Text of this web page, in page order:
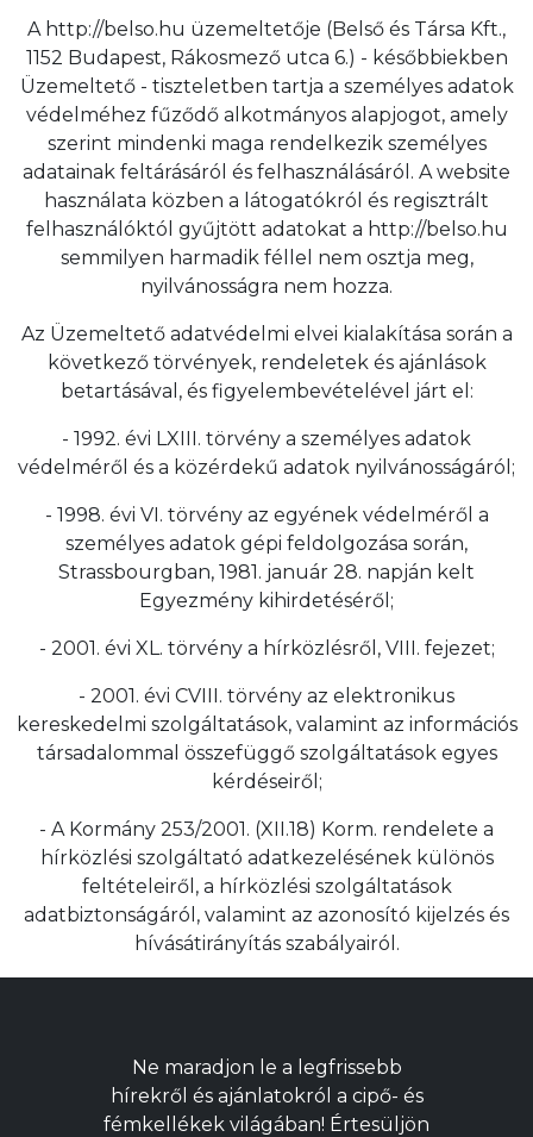
A http://belso.hu üzemeltetője (Belső és Társa Kft.,
1152 Budapest, Rákosmező utca 6.) - későbbiekben
Üzemeltető - tiszteletben tartja a személyes adatok
védelméhez fűződő alkotmányos alapjogot, amely
szerint mindenki maga rendelkezik személyes
adatainak feltárásáról és felhasználásáról. A website
használata közben a látogatókról és regisztrált
felhasználóktól gyűjtött adatokat a http://belso.hu
semmilyen harmadik féllel nem osztja meg,
nyilvánosságra nem hozza.
Az Üzemeltető adatvédelmi elvei kialakítása során a
következő törvények, rendeletek és ajánlások
betartásával, és figyelembevételével járt el:
- 1992. évi LXIII. törvény a személyes adatok
védelméről és a közérdekű adatok nyilvánosságáról;
- 1998. évi VI. törvény az egyének védelméről a
személyes adatok gépi feldolgozása során,
Strassbourgban, 1981. január 28. napján kelt
Egyezmény kihirdetéséről;
- 2001. évi XL. törvény a hírközlésről, VIII. fejezet;
- 2001. évi CVIII. törvény az elektronikus
kereskedelmi szolgáltatások, valamint az információs
társadalommal összefüggő szolgáltatások egyes
kérdéseiről;
- A Kormány 253/2001. (XII.18) Korm. rendelete a
hírközlési szolgáltató adatkezelésének különös
feltételeiről, a hírközlési szolgáltatások
adatbiztonságáról, valamint az azonosító kijelzés és
hívásátirányítás szabályairól.
Ne maradjon le a legfrissebb
hírekről és ajánlatokról a cipő- és
fémkellékek világában! Értesüljön